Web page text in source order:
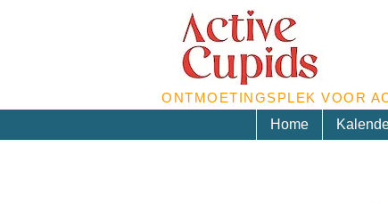
ONTMOETINGSPLEK VOOR
Home